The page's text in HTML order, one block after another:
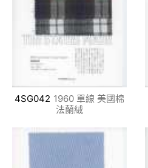
4SG042 1960 單線 美國棉
法蘭絨